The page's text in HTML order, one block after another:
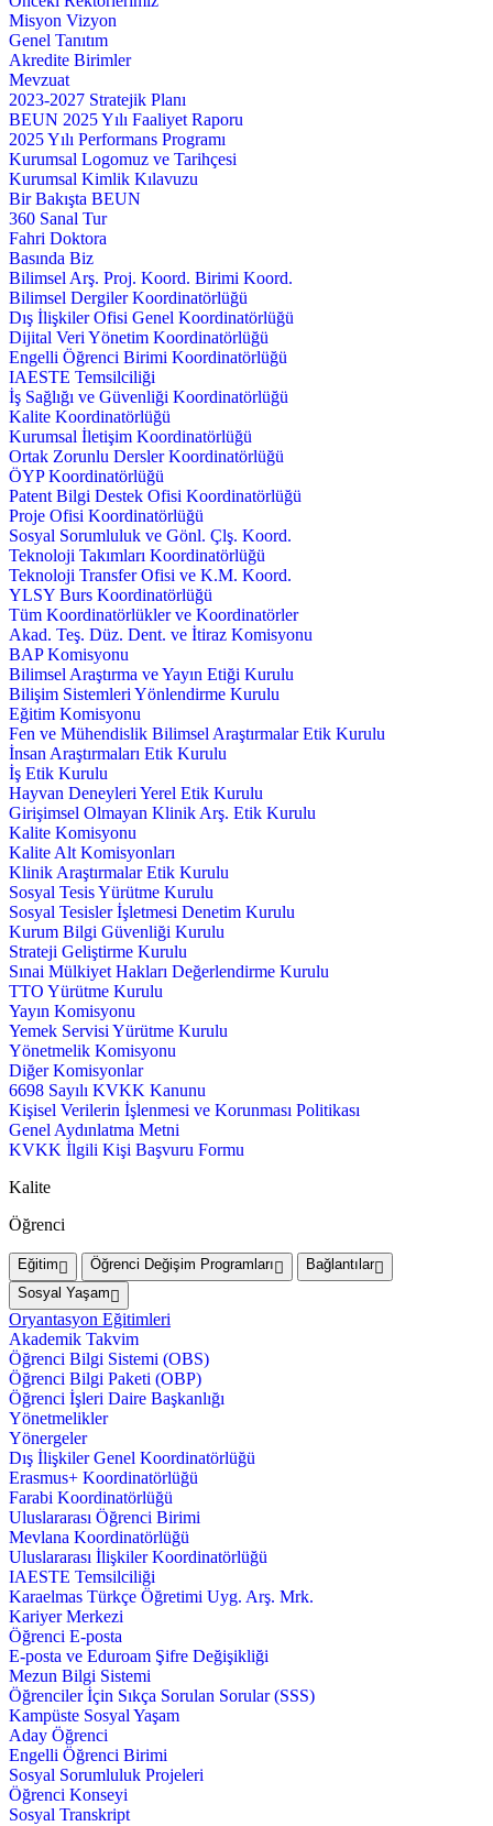
Misyon Vizyon
Genel Tanıtım
Akredite Birimler
Mevzuat
2023-2027 Stratejik Planı
BEUN 2025 Yılı Faaliyet Raporu
2025 Yılı Performans Programı
Kurumsal Logomuz ve Tarihçesi
Kurumsal Kimlik Kılavuzu
Bir Bakışta BEUN
360 Sanal Tur
Fahri Doktora
Basında Biz
Bilimsel Arş. Proj. Koord. Birimi Koord.
Bilimsel Dergiler Koordinatörlüğü
Dış İlişkiler Ofisi Genel Koordinatörlüğü
Dijital Veri Yönetim Koordinatörlüğü
Engelli Öğrenci Birimi Koordinatörlüğü
IAESTE Temsilciliği
İş Sağlığı ve Güvenliği Koordinatörlüğü
Kalite Koordinatörlüğü
Kurumsal İletişim Koordinatörlüğü
Ortak Zorunlu Dersler Koordinatörlüğü
ÖYP Koordinatörlüğü
Patent Bilgi Destek Ofisi Koordinatörlüğü
Proje Ofisi Koordinatörlüğü
Sosyal Sorumluluk ve Gönl. Çlş. Koord.
Teknoloji Takımları Koordinatörlüğü
Teknoloji Transfer Ofisi ve K.M. Koord.
YLSY Burs Koordinatörlüğü
Tüm Koordinatörlükler ve Koordinatörler
Akad. Teş. Düz. Dent. ve İtiraz Komisyonu
BAP Komisyonu
Bilimsel Araştırma ve Yayın Etiği Kurulu
Bilişim Sistemleri Yönlendirme Kurulu
Eğitim Komisyonu
Fen ve Mühendislik Bilimsel Araştırmalar Etik Kurulu
İnsan Araştırmaları Etik Kurulu
İş Etik Kurulu
Hayvan Deneyleri Yerel Etik Kurulu
Girişimsel Olmayan Klinik Arş. Etik Kurulu
Kalite Komisyonu
Kalite Alt Komisyonları
Klinik Araştırmalar Etik Kurulu
Sosyal Tesis Yürütme Kurulu
Sosyal Tesisler İşletmesi Denetim Kurulu
Kurum Bilgi Güvenliği Kurulu
Strateji Geliştirme Kurulu
Sınai Mülkiyet Hakları Değerlendirme Kurulu
TTO Yürütme Kurulu
Yayın Komisyonu
Yemek Servisi Yürütme Kurulu
Yönetmelik Komisyonu
Diğer Komisyonlar
6698 Sayılı KVKK Kanunu
Kişisel Verilerin İşlenmesi ve Korunması Politikası
Genel Aydınlatma Metni
KVKK İlgili Kişi Başvuru Formu
Kalite
Öğrenci
Eğitim Öğrenci Değişim Programları
Bağlantılar
Sosyal Yaşam
Oryantasyon Eğitimleri
Akademik Takvim
Öğrenci Bilgi Sistemi (OBS)
Öğrenci Bilgi Paketi (OBP)
Öğrenci İşleri Daire Başkanlığı
Yönetmelikler
Yönergeler
Dış İlişkiler Genel Koordinatörlüğü
Erasmus+ Koordinatörlüğü
Farabi Koordinatörlüğü
Uluslararası Öğrenci Birimi
Mevlana Koordinatörlüğü
Uluslararası İlişkiler Koordinatörlüğü
IAESTE Temsilciliği
Karaelmas Türkçe Öğretimi Uyg. Arş. Mrk.
Kariyer Merkezi
Öğrenci E-posta
E-posta ve Eduroam Şifre Değişikliği
Mezun Bilgi Sistemi
Öğrenciler İçin Sıkça Sorulan Sorular (SSS)
Kampüste Sosyal Yaşam
Aday Öğrenci
Engelli Öğrenci Birimi
Sosyal Sorumluluk Projeleri
Öğrenci Konseyi
Sosyal Transkript